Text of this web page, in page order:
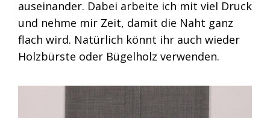
auseinander. Dabei arbeite ich mit viel Druck
und nehme mir Zeit, damit die Naht ganz
flach wird. Natürlich könnt ihr auch wieder
Holzbürste oder Bügelholz verwenden.